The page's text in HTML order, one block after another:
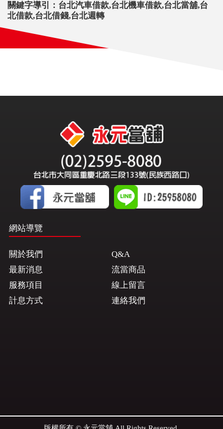
關鍵字導引： 台北汽車借款,台北機車借款,台北當舖,台
北借款,台北借錢,台北週轉
網站導覽
關於我們
Q&A
最新消息
流當商品
服務項目
線上留言
計息方式
連絡我們